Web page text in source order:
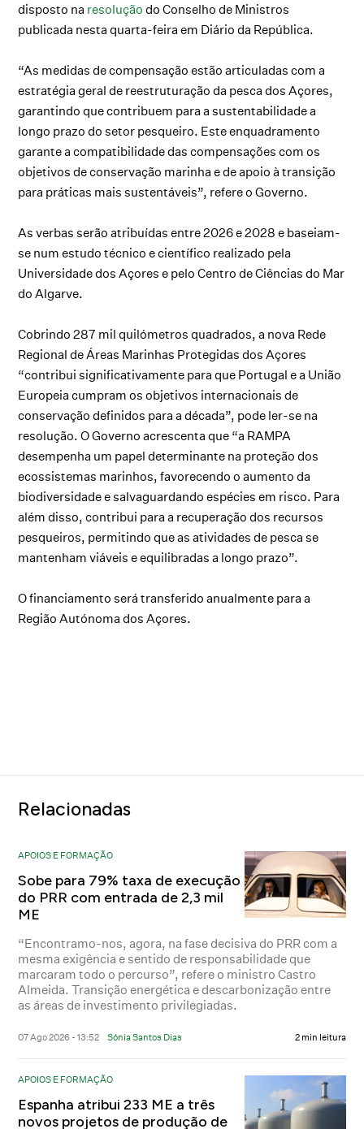
disposto na resolução do Conselho de Ministros
publicada nesta quarta-feira em Diário da República.
“As medidas de compensação estão articuladas com a
estratégia geral de reestruturação da pesca dos Açores,
garantindo que contribuem para a sustentabilidade a
longo prazo do setor pesqueiro. Este enquadramento
garante a compatibilidade das compensações com os
objetivos de conservação marinha e de apoio à transição
para práticas mais sustentáveis”, refere o Governo.
As verbas serão atribuídas entre 2026 e 2028 e baseiam-
se num estudo técnico e científico realizado pela
Universidade dos Açores e pelo Centro de Ciências do Mar
do Algarve.
Cobrindo 287 mil quilómetros quadrados, a nova Rede
Regional de Áreas Marinhas Protegidas dos Açores
“contribui significativamente para que Portugal e a União
Europeia cumpram os objetivos internacionais de
conservação definidos para a década”, pode ler-se na
resolução. O Governo acrescenta que “a RAMPA
desempenha um papel determinante na proteção dos
ecossistemas marinhos, favorecendo o aumento da
biodiversidade e salvaguardando espécies em risco. Para
além disso, contribui para a recuperação dos recursos
pesqueiros, permitindo que as atividades de pesca se
mantenham viáveis e equilibradas a longo prazo”.
O financiamento será transferido anualmente para a
Região Autónoma dos Açores.
Relacionadas
APOIOS E FORMAÇÃO
Sobe para 79% taxa de execução
do PRR com entrada de 2,3 mil
ME
“Encontramo-nos, agora, na fase decisiva do PRR com a
mesma exigência e sentido de responsabilidade que
marcaram todo o percurso”, refere o ministro Castro
Almeida. Transição energética e descarbonização entre
as áreas de investimento privilegiadas.
07 Ago 2026 - 13:52 Sónia Santos Dias 2 min leitura
APOIOS E FORMAÇÃO
Espanha atribui 233 ME a três
novos projetos de produção de